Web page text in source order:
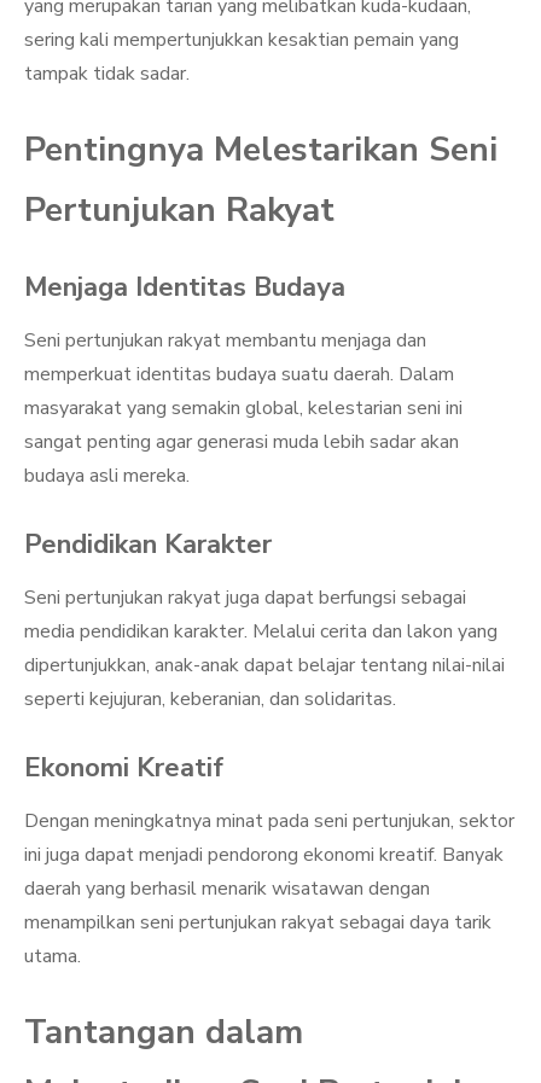
yang merupakan tarian yang melibatkan kuda-kudaan,
sering kali mempertunjukkan kesaktian pemain yang
tampak tidak sadar.
Pentingnya Melestarikan Seni
Pertunjukan Rakyat
Menjaga Identitas Budaya
Seni pertunjukan rakyat membantu menjaga dan
memperkuat identitas budaya suatu daerah. Dalam
masyarakat yang semakin global, kelestarian seni ini
sangat penting agar generasi muda lebih sadar akan
budaya asli mereka.
Pendidikan Karakter
Seni pertunjukan rakyat juga dapat berfungsi sebagai
media pendidikan karakter. Melalui cerita dan lakon yang
dipertunjukkan, anak-anak dapat belajar tentang nilai-nilai
seperti kejujuran, keberanian, dan solidaritas.
Ekonomi Kreatif
Dengan meningkatnya minat pada seni pertunjukan, sektor
ini juga dapat menjadi pendorong ekonomi kreatif. Banyak
daerah yang berhasil menarik wisatawan dengan
menampilkan seni pertunjukan rakyat sebagai daya tarik
utama.
Tantangan dalam